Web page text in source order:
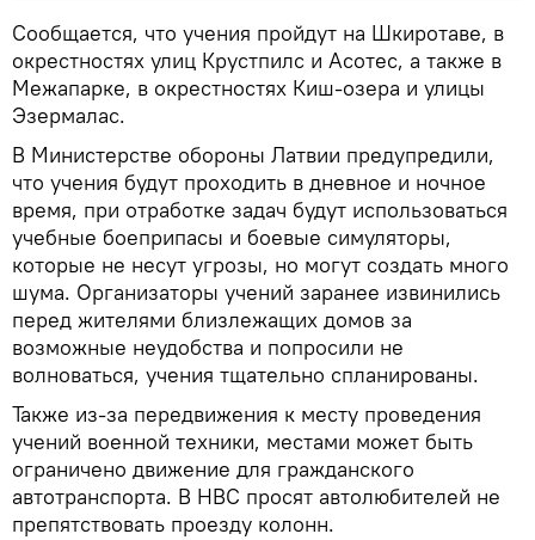
Сообщается, что учения пройдут на Шкиротаве, в
окрестностях улиц Крустпилс и Асотес, а также в
Межапарке, в окрестностях Киш-озера и улицы
Эзермалас.
В Министерстве обороны Латвии предупредили,
что учения будут проходить в дневное и ночное
время, при отработке задач будут использоваться
учебные боеприпасы и боевые симуляторы,
которые не несут угрозы, но могут создать много
шума. Организаторы учений заранее извинились
перед жителями близлежащих домов за
возможные неудобства и попросили не
волноваться, учения тщательно спланированы.
Также из-за передвижения к месту проведения
учений военной техники, местами может быть
ограничено движение для гражданского
автотранспорта. В НВС просят автолюбителей не
препятствовать проезду колонн.